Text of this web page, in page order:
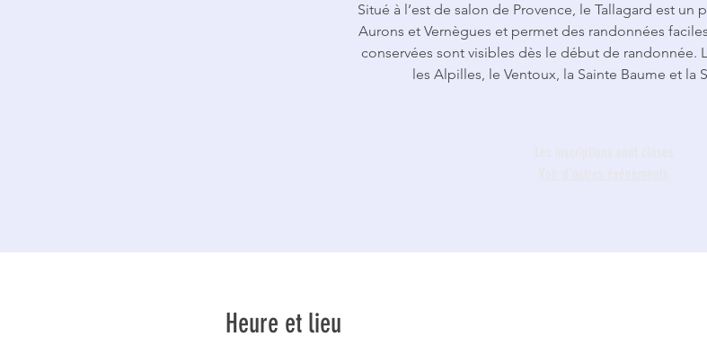
Situé à l’est de salon de Provence, le Tallagard est un
Aurons et Vernègues et permet des randonnées
conservées sont visibles dès le début de randonnée.
les Alpilles, le Ventoux, la Sainte Baume et la
Heure et lieu